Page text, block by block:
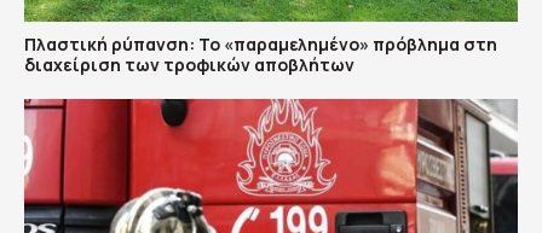
Πλαστική ρύπανση: Το «παραμελημένο» πρόβλημα στη
διαχείριση των τροφικών αποβλήτων